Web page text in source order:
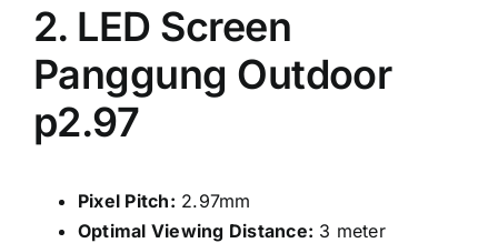
2. LED Screen
Panggung Outdoor
p2.97
Pixel Pitch: 2.97mm
Optimal Viewing Distance: 3 meter